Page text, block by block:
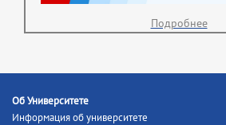
Подробнее
Об Университете
Информация об университете